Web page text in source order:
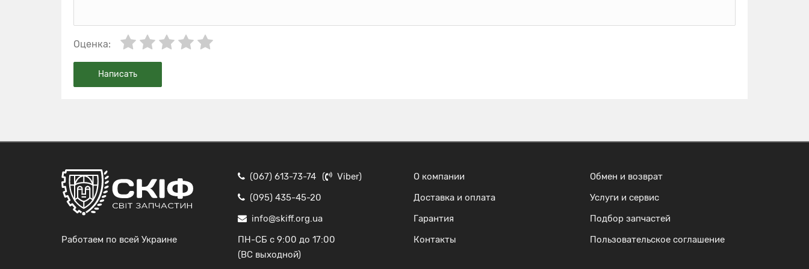
Оценка:
Написать
Работаем по всей Украине
(067) 613-73-74 ( Viber)
(095) 435-45-20
info@skiff.org.ua
ПН-СБ с 9:00 до 17:00
(ВС выходной)
О компании
Доставка и оплата
Гарантия
Контакты
Обмен и возврат
Услуги и сервис
Подбор запчастей
Пользовательское соглашение